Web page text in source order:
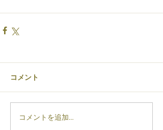
コメント
コメントを追加…